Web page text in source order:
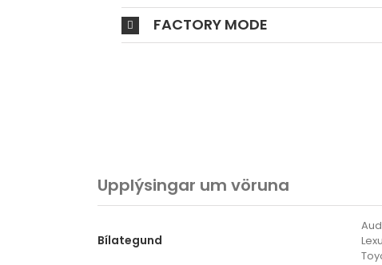
FACTORY MODE
Upplýsingar um vöruna
Bílategund